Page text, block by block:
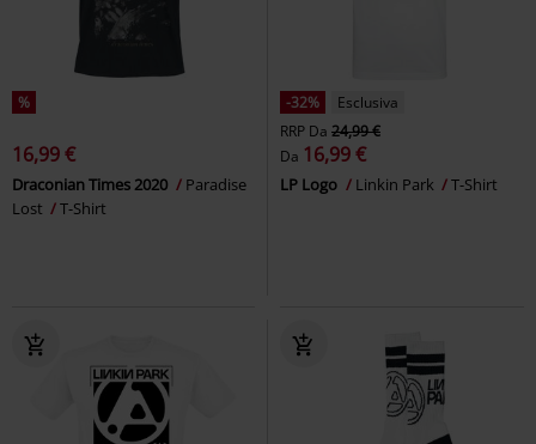
%
16,99 €
Draconian Times 2020
Paradise
Lost
T-Shirt
-32%
Esclusiva
RRP Da 24,99 €
Da 16,99 €
LP Logo Linkin Park T-Shirt